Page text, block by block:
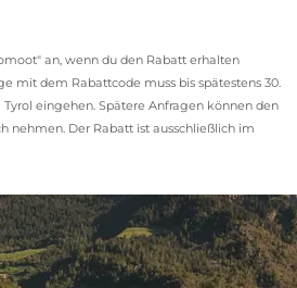
an, wenn du den Rabatt erhalten
mit dem Rabattcode muss bis spätestens 30.
eingehen. Spätere Anfragen können den
nehmen. Der Rabatt ist ausschließlich im